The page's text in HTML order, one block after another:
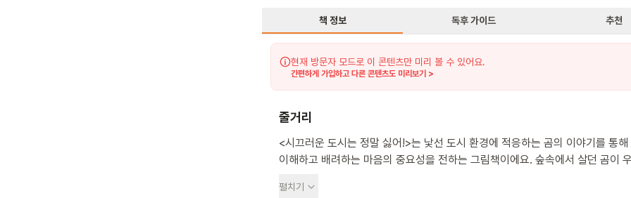
책 정보 독후 가이드 추천
현재 방문자 모드로 이 콘텐츠만 미리 볼 수 있어요.
간편하게 가입하고 다른 콘텐츠도 미리보기 >
줄거리
<시끄러운 도시는 정말 싫어!>는 낯선 도시 환경에 적응하는 곰의 이야기를 통해
이해하고 배려하는 마음의 중요성을 전하는 그림책이에요. 숲속에서 살던 곰이 우연히
건물들이 곰을 혼란스럽게 만들어요. 배가 고파진 곰은 어항 물을 마시고 고양이
펼치기